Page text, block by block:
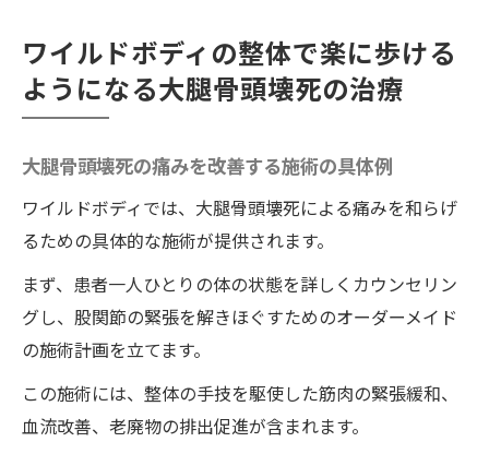
ワイルドボディの整体で楽に歩ける
ようになる大腿骨頭壊死の治療
大腿骨頭壊死の痛みを改善する施術の具体例
ワイルドボディでは、大腿骨頭壊死による痛みを和らげ
るための具体的な施術が提供されます。
まず、患者一人ひとりの体の状態を詳しくカウンセリン
グし、股関節の緊張を解きほぐすためのオーダーメイド
の施術計画を立てます。
この施術には、整体の手技を駆使した筋肉の緊張緩和、
血流改善、老廃物の排出促進が含まれます。